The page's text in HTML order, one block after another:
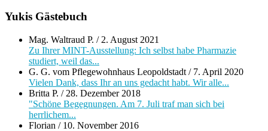
Yukis Gästebuch
Mag. Waltraud P. / 2. August 2021
Zu Ihrer MINT-Ausstellung: Ich selbst habe Pharmazie
studiert, weil das...
G. G. vom Pflegewohnhaus Leopoldstadt / 7. April 2020
Vielen Dank, dass Ihr an uns gedacht habt. Wir alle...
Britta P. / 28. Dezember 2018
"Schöne Begegnungen. Am 7. Juli traf man sich bei
herrlichem...
Florian / 10. November 2016